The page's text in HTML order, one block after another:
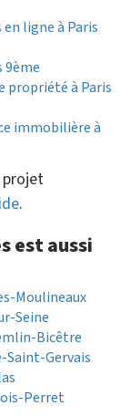
ligne à Paris
9ème
à Paris
immobilière à
projet
.
est aussi
Moulineaux
Seine
Bicêtre
Saint-Gervais
Perret